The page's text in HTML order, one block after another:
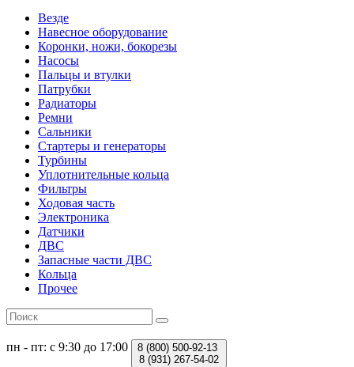
Везде
Навесное оборудование
Коронки, ножи, бокорезы
Насосы
Пальцы и втулки
Патрубки
Радиаторы
Ремни
Сальники
Стартеры и генераторы
Турбины
Уплотнительные кольца
Фильтры
Ходовая часть
Электроника
Датчики
ДВС
Запасные части ДВС
Кольца
Прочее
пн - пт: с 9:30 до 17:00 8 (800) 500-92-13
8 (931) 267-54-02